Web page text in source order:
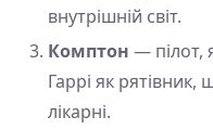
внутрішній світ.
Комптон — пілот,
Гаррі як
лікарні.